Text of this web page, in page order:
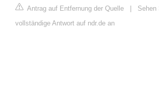
Antrag auf Entfernung der Quelle | Sehen
vollständige Antwort auf ndr.de an